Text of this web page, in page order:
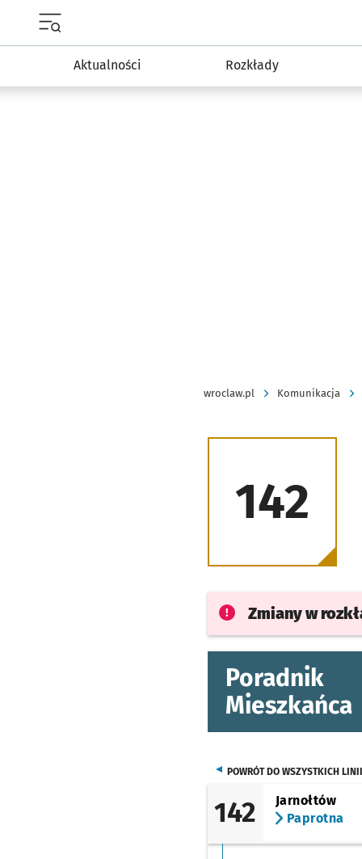
Aktualności Rozkłady
wroclaw.pl Komunikacja
142
Zmiany w
Poradnik
Mieszkańca
POWRÓT DO WSZYSTKICH LINII
142
Jarnołtów
Paprotna